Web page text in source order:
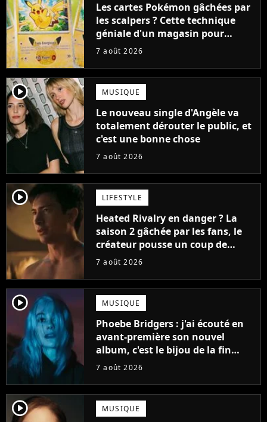
Les cartes Pokémon gâchées par
les scalpers ? Cette technique
géniale d'un magasin pour
ruiner les revendeurs
7 août 2026
player2 MUSIQUE
Le nouveau single d'Angèle va
totalement dérouter le public, et
c'est une bonne chose
7 août 2026
player2 LIFESTYLE
Heated Rivalry en danger ? La
saison 2 gâchée par les fans, le
créateur pousse un coup de
gueule
7 août 2026
player2 MUSIQUE
Phoebe Bridgers : j'ai écouté en
avant-première son nouvel
album, c'est le bijou de la fin
d'été
7 août 2026
player2 MUSIQUE